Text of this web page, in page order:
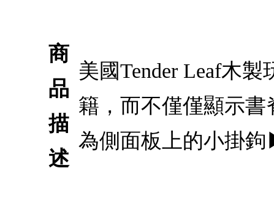
商
品
描
述
美國Tender Leaf木
籍，而不僅僅顯示
為側面板上的小掛